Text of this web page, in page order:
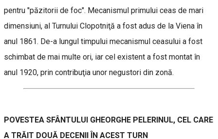
pentru "păzitorii de foc". Mecanismul primului ceas de mari
dimensiuni, al Turnului Clopotniţă a fost adus de la Viena în
anul 1861. De-a lungul timpului mecanismul ceasului a fost
schimbat de mai multe ori, iar cel existent a fost montat în
anul 1920, prin contribuţia unor negustori din zonă.
POVESTEA SFÂNTULUI GHEORGHE PELERINUL, CEL CARE
A TRĂIT DOUĂ DECENII ÎN ACEST TURN